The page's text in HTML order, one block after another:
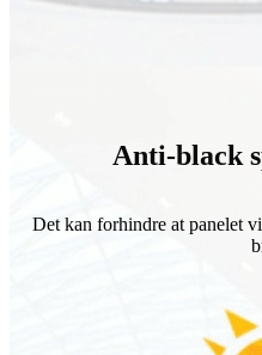
Anti-black
Det kan forhindre at panelet